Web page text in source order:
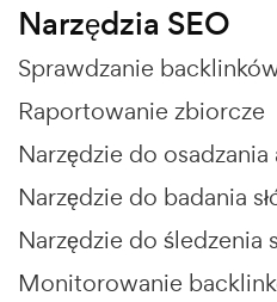
Narzędzia SEO
Sprawdzanie
Raportowanie zbiorcze
Narzędzie do
Narzędzie do badania
Narzędzie do śledzenia
Monitorowanie